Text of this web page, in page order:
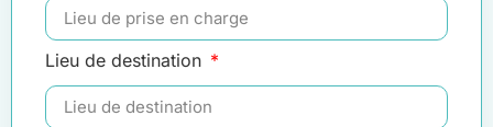
Lieu de destination